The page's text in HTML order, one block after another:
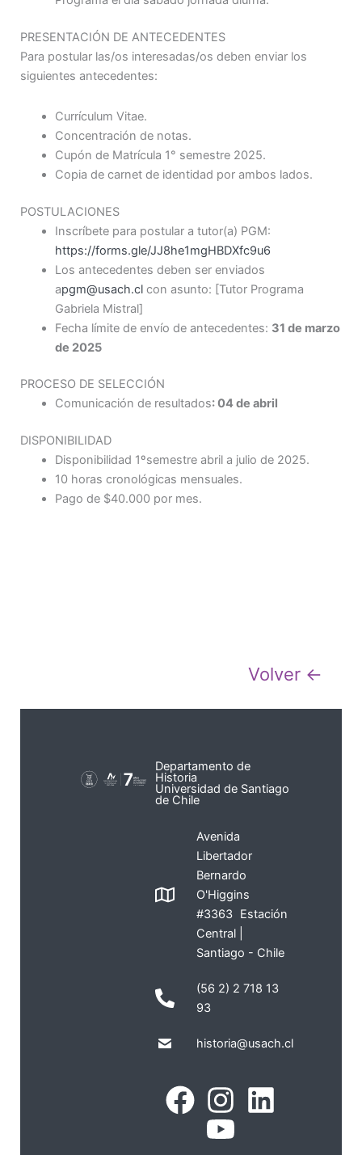
PRESENTACIÓN DE ANTECEDENTES
Para postular las/os interesadas/os deben enviar los
siguientes antecedentes:
Currículum Vitae.
Concentración de notas.
Cupón de Matrícula 1° semestre 2025.
Copia de carnet de identidad por ambos lados.
POSTULACIONES
Inscríbete para postular a tutor(a) PGM:
https://forms.gle/JJ8he1mgHBDXfc9u6
Los antecedentes deben ser enviados
apgm@usach.cl con asunto: [Tutor Programa
Gabriela Mistral]
Fecha límite de envío de antecedentes: 31 de marzo
de 2025
PROCESO DE SELECCIÓN
Comunicación de resultados: 04 de abril
DISPONIBILIDAD
Disponibilidad 1ºsemestre abril a julio de 2025.
10 horas cronológicas mensuales.
Pago de $40.000 por mes.
Volver ←
Departamento de
Historia
Universidad de Santiago
de Chile
Avenida
Libertador
Bernardo
O'Higgins
#3363 Estación
Central |
Santiago - Chile
(56 2) 2 718 13
93
historia@usach.cl